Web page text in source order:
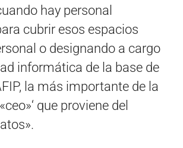
hay personal
cubrir esos espacios
o designando a cargo
informática de la base de
la más importante de la
«ceo»‘ que proviene del